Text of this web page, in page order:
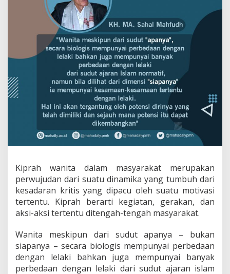
Kiprah wanita dalam masyarakat merupakan
perwujudan dari suatu dinamika yang tumbuh dari
kesadaran kritis yang dipacu oleh suatu motivasi
tertentu. Kiprah berarti kegiatan, gerakan, dan
aksi-aksi tertentu ditengah-tengah masyarakat.
Wanita meskipun dari sudut apanya – bukan
siapanya – secara biologis mempunyai perbedaan
dengan lelaki bahkan juga mempunyai banyak
perbedaan dengan lelaki dari sudut ajaran islam